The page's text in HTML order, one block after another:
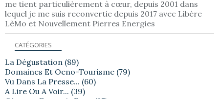
me tient particulièrement à cœur, depuis 2001 dans
lequel je me suis reconvertie depuis 2017 avec Libère
LèMo et Nouvellement Pierres Energies
CATÉGORIES
La Dégustation (89)
Domaines Et Oeno-Tourisme (79)
Vu Dans La Presse... (60)
A Lire Ou A Voir... (39)